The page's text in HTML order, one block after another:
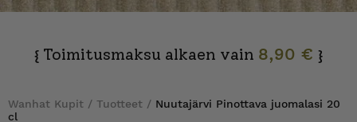
{ Toimitusmaksu alkaen vain 8,90 € }
Wanhat Kupit / Tuotteet / Nuutajärvi Pinottava juomalasi 20
cl